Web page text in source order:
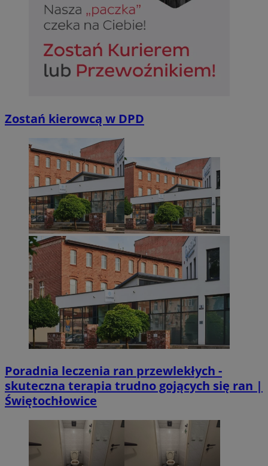
Zostań kierowcą w DPD
Poradnia leczenia ran przewlekłych -
skuteczna terapia trudno gojących się ran |
Świętochłowice